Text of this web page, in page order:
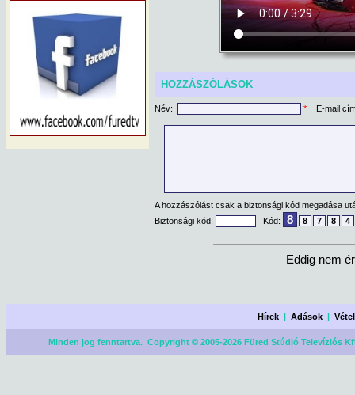
HOZZÁSZÓLÁSOK
Név: * E-mail
A hozzászólást csak a biztonsági kód megadása
Biztonsági kód:
Kód: 8 8 7 8 4
Eddig nem
Hírek |Adások |
Minden jog fenntartva. Copyright © 2005-2026 Füred Stúdió Televíziós